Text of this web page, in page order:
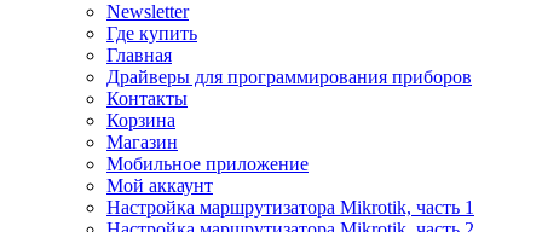
Newsletter
Где купить
Главная
Драйверы для программирования приборов
Контакты
Корзина
Магазин
Мобильное приложение
Мой аккаунт
Настройка маршрутизатора Mikrotik, часть 1